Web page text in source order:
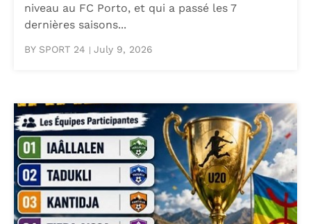
niveau au FC Porto, et qui a passé les 7
dernières saisons...
BY SPORT 24 | July 9, 2026